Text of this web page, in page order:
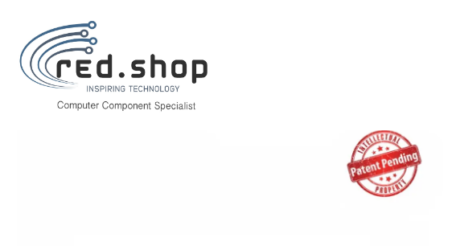
Inicio Hogar y Electrodomésticos
Upower Liam O ESD Calzado de Seguridad - Talla 45 - Comodidad y Ligereza, Empeine